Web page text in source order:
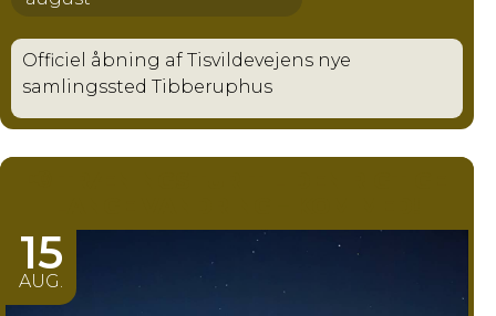
Officiel åbning af Tisvildevejens nye
samlingssted Tibberuphus
15
AUG.